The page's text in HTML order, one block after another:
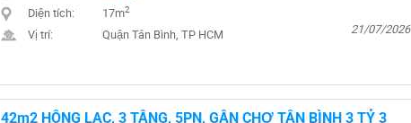
Diện tích: 17m2
Vị trí: Quận Tân Bình, TP HCM 21/07/2026
42m2 HỒNG LẠC, 3 TẦNG, 5PN, GẦN CHỢ TÂN BÌNH 3 TỶ 3